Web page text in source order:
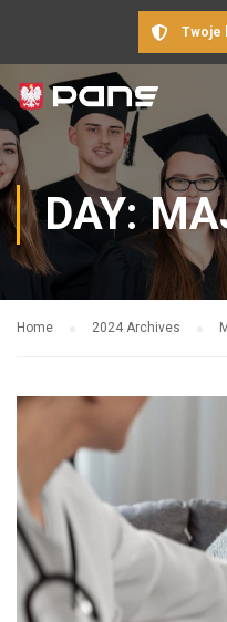
Twoje
DAY:
Home 2024 Archives